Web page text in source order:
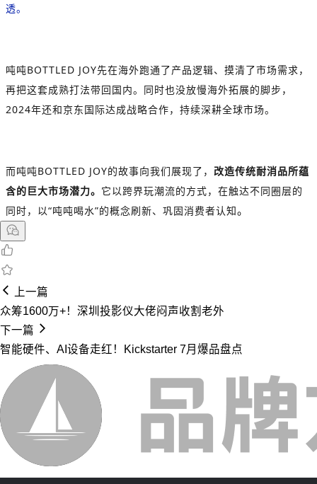
透。
吨吨BOTTLED JOY先在海外跑通了产品逻辑、摸清了市场需求，
再把这套成熟打法带回国内。同时也没放慢海外拓展的脚步，
2024年还和京东国际达成战略合作，持续深耕全球市场。
而吨吨BOTTLED JOY的故事向我们展现了， 改造传统耐消品所蕴
含的巨大市场潜力。 它以跨界玩潮流的方式，在触达不同圈层的
同时，以“吨吨喝水”的概念刷新、巩固消费者认知。
上一篇
众筹1600万+！深圳投影仪大佬闷声收割老外
下一篇
智能硬件、AI设备走红！Kickstarter 7月爆品盘点